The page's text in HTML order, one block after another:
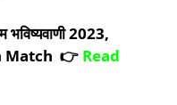
2023,
Match 👉 Read